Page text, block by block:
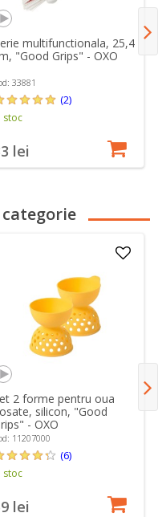
multifunctionala, 25,4
"Good Grips" - OXO
33881
(2)
stoc
lei
2 forme pentru oua
silicon, "Good
- OXO
11207000
(6)
stoc
lei